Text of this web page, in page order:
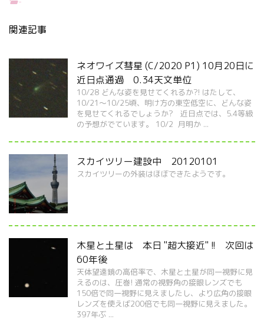
関連記事
ネオワイズ彗星 (C/2020 P1) 10月20日に
近日点通過 0.34天文単位
10/28 どんな姿を見せてくれるか?! はたして、
10/21～10/25頃、明け方の東空低空に、どんな姿
を見せてくれるでしょうか? 近日点では、5.4等級
の予想がでています。 10/2 月明か ...
スカイツリー建設中 20120101
スカイツリーの外装はほぼできたようです。
木星と土星は 本日 "超大接近" !! 次回は
60年後
天体望遠鏡の高倍率で、木星と土星が同一視野に見
えるのは、圧巻! 通常の視野角の接眼レンズでも
150倍で同一視野に見えましたし、より広角の接眼
レンズを使えば200倍でも同一視野に見えました。
397年ぶ ...